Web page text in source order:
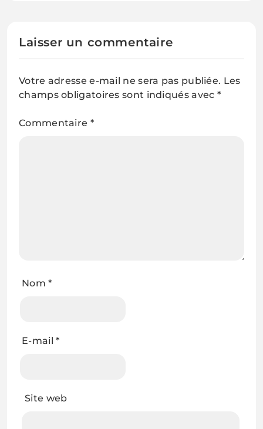
Laisser un commentaire
Votre adresse e-mail ne sera pas publiée. Les
champs obligatoires sont indiqués avec *
Commentaire *
Nom*
E-mail*
Site web